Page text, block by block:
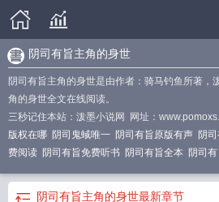
阴司有旨主角的身世
阴司有旨主角的身世是由作者：骑马钓鱼所著，
角的身世全文在线阅读。
三秒记住本站：泼墨小说网 网址：
版权在哪 阴司鬼蜮唯一 阴司有旨原版有声 阴
费阅读 阴司有旨免费听书 阴司有旨全本 阴司
阴司有旨盒子里的爷是什么 阴司有纸听
阴司有旨主角的身世最新章节